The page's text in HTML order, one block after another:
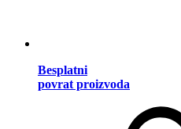
Besplatni
povrat proizvoda